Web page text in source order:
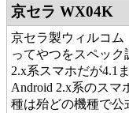
京セラ WX04K
京セラ製ウィルコム
ってやつをスペッ
2.x系スマホだが4.1
Android 2.x系のスマ
種は殆どの機種で公